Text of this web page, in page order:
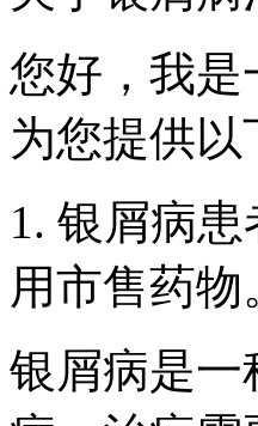
您好，我
为您提供以
1. 银屑病
用市售药物
银屑病是一